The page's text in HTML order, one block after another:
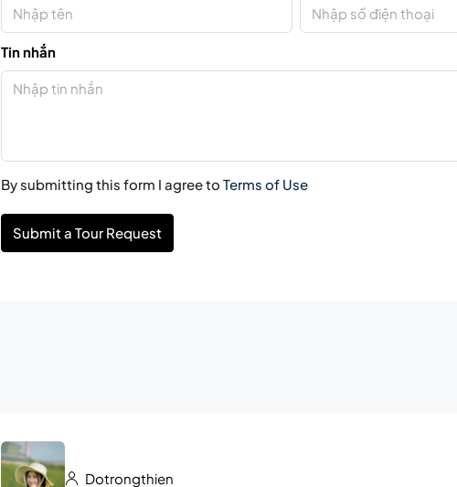
Tin nhắn
By submitting this form I agree toTerms of Use
Submit a Tour Request
Dotrongthien